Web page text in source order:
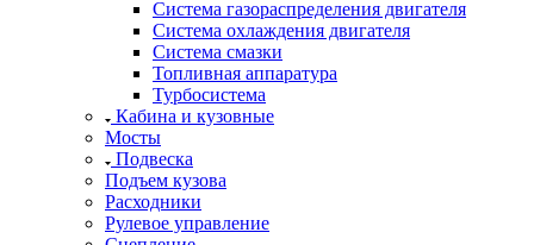
Система газораспределения двигателя
Система охлаждения двигателя
Система смазки
Топливная аппаратура
Турбосистема
Кабина и кузовные
Мосты
Подвеска
Подъем кузова
Расходники
Рулевое управление